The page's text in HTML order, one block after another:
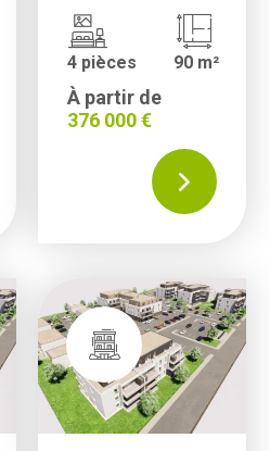
4 pièces 90 m²
À partir de
376 000 €